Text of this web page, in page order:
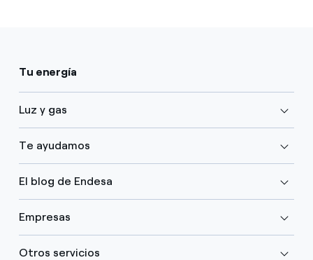
Tu energía
Luz y gas
Te ayudamos
El blog de Endesa
Empresas
Otros servicios